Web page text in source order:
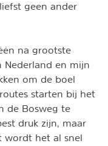
geen ander
na grootste
Nederland en mijn
om de boel
starten bij het
de Bosweg te
druk zijn, maar
wordt het al snel